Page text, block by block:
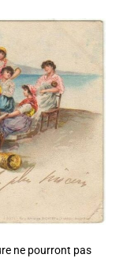
ne pourront pas